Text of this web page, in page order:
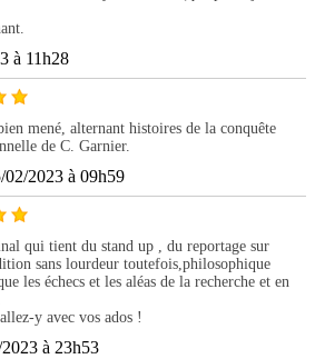
à 11h28
mené, alternant histoires de la conquête
de C. Garnier.
02/2023 à 09h59
qui tient du stand up , du reportage sur
sans lourdeur toutefois,philosophique
les échecs et les aléas de la recherche et en
y avec vos ados !
à 23h53